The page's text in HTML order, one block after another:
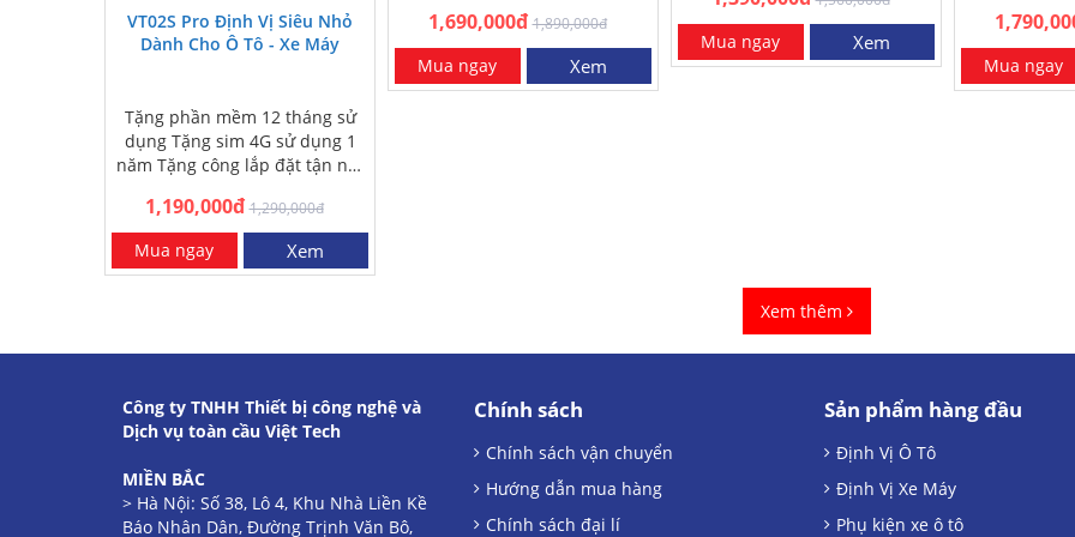
VT02S Pro Định Vị Siêu Nhỏ
Dành Cho Ô Tô - Xe Máy
Tặng phần mềm 12 tháng sử
dụng Tặng sim 4G sử dụng 1
năm Tặng công lắp đặt tận nơi
1,190,000đ 1,290,000đ
Mua ngay Xem
1,690,000đ 1,890,000đ
Mua ngay Xem
Mua ngay Xem
Mua ngay
Xem thêm
Công ty TNHH Thiết bị công nghệ và
Dịch vụ toàn cầu Việt Tech
MIỀN BẮC
> Hà Nội: Số 38, Lô 4, Khu Nhà Liền Kề
Báo Nhân Dân, Đường Trịnh Văn Bô,
Chính sách
Chính sách vận chuyển
Hướng dẫn mua hàng
Chính sách đại lí
Sản phẩm hàng đầu
Định Vị Ô Tô
Định Vị Xe Máy
Phụ kiện xe ô tô